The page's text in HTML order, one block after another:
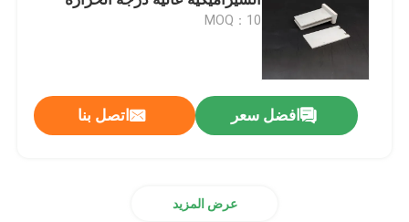
إشعالات السيراميك
أجهزة إشعال نترود السيليكون
MOQ：10
افضل سعر اتصل بنا
عرض المزيد